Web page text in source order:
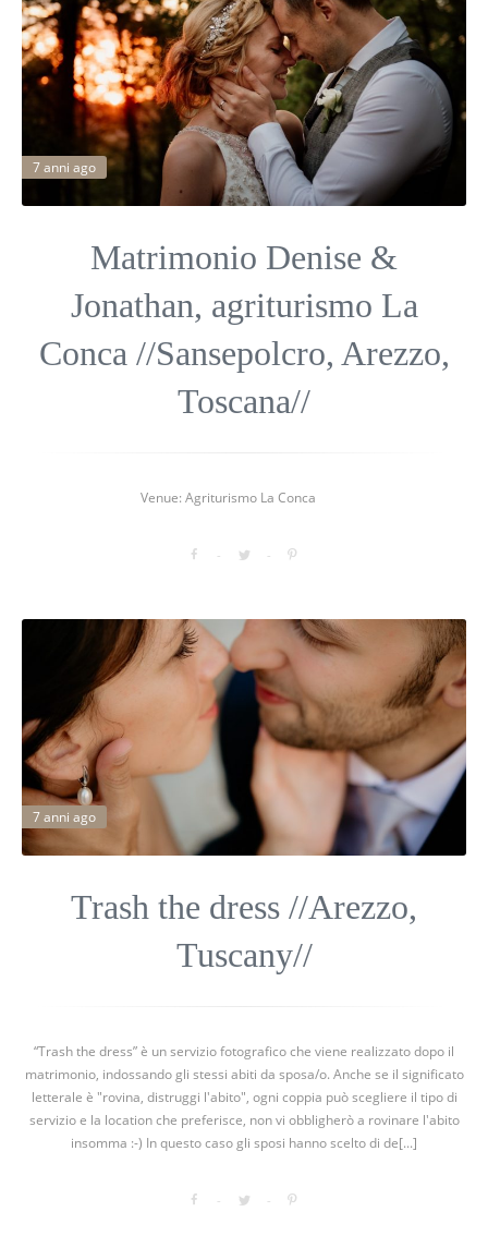
7 anni ago
Matrimonio Denise &
Jonathan, agriturismo La
Conca //Sansepolcro, Arezzo,
Toscana//
Venue: Agriturismo La Conca
7 anni ago
Trash the dress //Arezzo,
Tuscany//
“Trash the dress” è un servizio fotografico che viene realizzato dopo il
matrimonio, indossando gli stessi abiti da sposa/o. Anche se il significato
letterale è "rovina, distruggi l'abito", ogni coppia può scegliere il tipo di
servizio e la location che preferisce, non vi obbligherò a rovinare l'abito
insomma :-) In questo caso gli sposi hanno scelto di de[...]